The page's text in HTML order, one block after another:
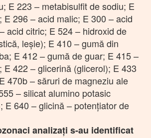
E 223 – metabisulfit de sodiu; E
E 296 – acid malic; E 300 – acid
acid citric; E 524 – hidroxid de
leșie); E 410 – gumă din
E 412 – gumă de guar; E 415 –
E 422 – glicerină (glicerol); E 433
470b – săruri de magneziu ale
– silicat alumino potasic
E 640 – glicină – potențiator de
analizați s-au identificat